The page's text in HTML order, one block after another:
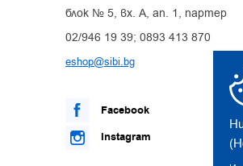
блок № 5, вх. А, ап. 1, партер
02/946 19 39; 0893 413 870
eshop@sibi.bg
Facebook
Instagram